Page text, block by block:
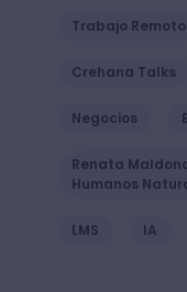
Trabajo Remoto
Crehana Talks
Negocios
Renata
Humanos
LMS IA